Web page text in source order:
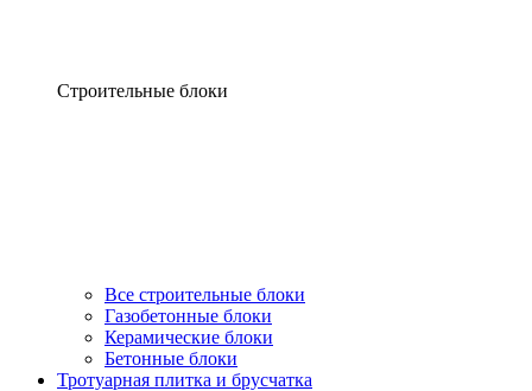
Строительные блоки
Все строительные блоки
Газобетонные блоки
Керамические блоки
Бетонные блоки
Тротуарная плитка и брусчатка